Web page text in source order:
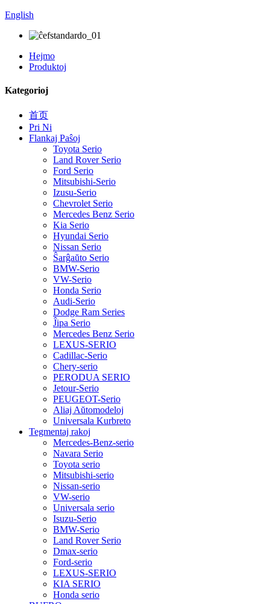
English
Hejmo
Produktoj
Kategorioj
首页
Pri Ni
Flankaj Paŝoj
Toyota Serio
Land Rover Serio
Ford Serio
Mitsubishi-Serio
Izusu-Serio
Chevrolet Serio
Mercedes Benz Serio
Kia Serio
Hyundai Serio
Nissan Serio
Ŝarĝaŭto Serio
BMW-Serio
VW-Serio
Honda Serio
Audi-Serio
Dodge Ram Series
Ĵipa Serio
Mercedes Benz Serio
LEXUS-SERIO
Cadillac-Serio
Chery-serio
PERODUA SERIO
Jetour-Serio
PEUGEOT-Serio
Aliaj Aŭtomodeloj
Universala Kurbreto
Tegmentaj rakoj
Mercedes-Benz-serio
Navara Serio
Toyota serio
Mitsubishi-serio
Nissan-serio
VW-serio
Universala serio
Isuzu-Serio
BMW-Serio
Land Rover Serio
Dmax-serio
Ford-serio
LEXUS-SERIO
KIA SERIO
Honda serio